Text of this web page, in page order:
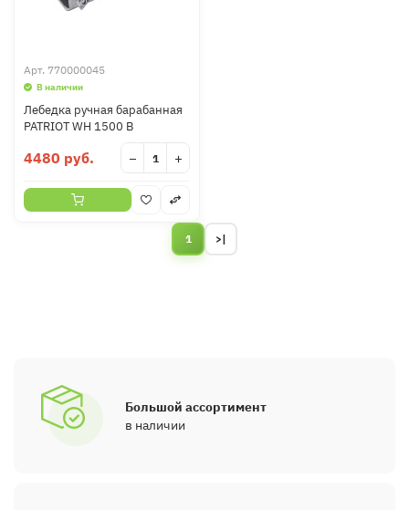
Арт. 770000045
В наличии
Лебедка ручная барабанная
PATRIOT WH 1500 B
4480 руб. − +
1 >|
Большой ассортимент
в наличии